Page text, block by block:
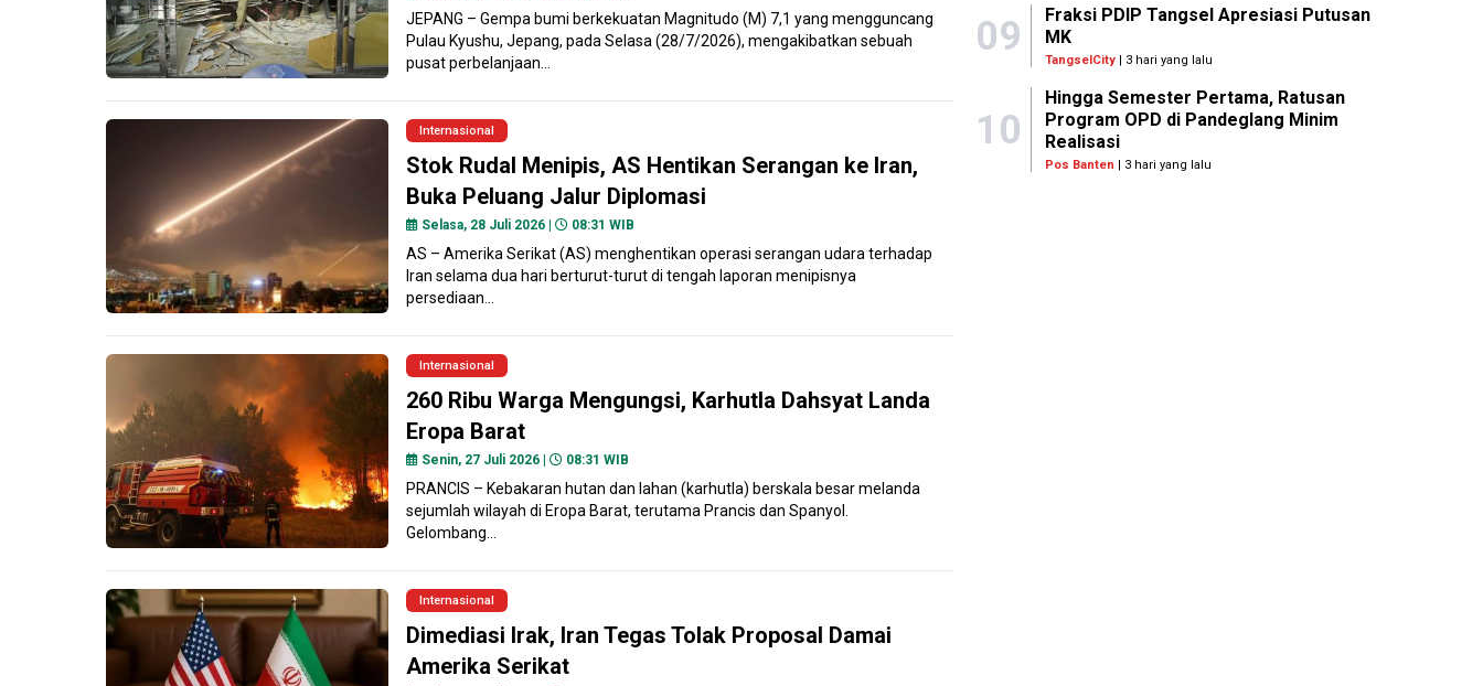
JEPANG – Gempa bumi berkekuatan Magnitudo (M) 7,1 yang mengguncang
Pulau Kyushu, Jepang, pada Selasa (28/7/2026), mengakibatkan sebuah
pusat perbelanjaan...
Internasional
Stok Rudal Menipis, AS Hentikan Serangan ke Iran,
Buka Peluang Jalur Diplomasi
Selasa, 28 Juli 2026 | 08:31 WIB
AS – Amerika Serikat (AS) menghentikan operasi serangan udara terhadap
Iran selama dua hari berturut-turut di tengah laporan menipisnya
persediaan...
Internasional
260 Ribu Warga Mengungsi, Karhutla Dahsyat Landa
Eropa Barat
Senin, 27 Juli 2026 | 08:31 WIB
PRANCIS – Kebakaran hutan dan lahan (karhutla) berskala besar melanda
sejumlah wilayah di Eropa Barat, terutama Prancis dan Spanyol.
Gelombang...
Internasional
Dimediasi Irak, Iran Tegas Tolak Proposal Damai
Amerika Serikat
09
Fraksi PDIP Tangsel Apresiasi Putusan
MK
TangselCity| 3 hari yang lalu
10
Hingga Semester Pertama, Ratusan
Program OPD di Pandeglang Minim
Realisasi
Pos Banten | 3 hari yang lalu